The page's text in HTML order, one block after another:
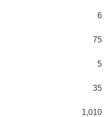
6
75
5
35
1,010